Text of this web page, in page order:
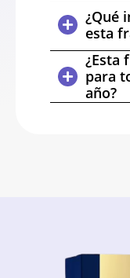
¿Qué
esta
¿Esta
para
año?